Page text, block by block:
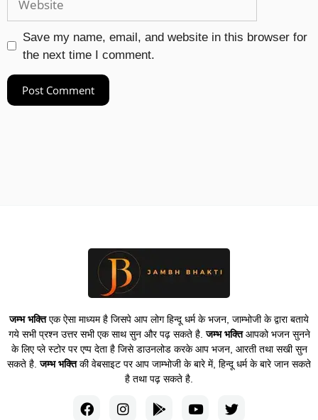
Save my name, email, and website in this browser for
the next time I comment.
जम्भ भक्तिएक ऐसा माध्यम है जिसपे आप लोग हिन्दू धर्म के भजन, जाम्भोजी के द्वारा बताये
गये सभी प्रश्न उत्तर सभी एक साथ सुन और पढ़ सकते है.जम्भ भक्तिआपको भजन सुनने
के लिए प्ले स्टोर पर एप्प देता है जिसे डाउनलोड करके आप भजन, आरती तथा सखी सुन
सकते है.जम्भ भक्तिकी वेबसाइट पर आप जाम्भोजी के बारे में, हिन्दू धर्म के बारे जान सकते
है तथा पढ़ सकते है.